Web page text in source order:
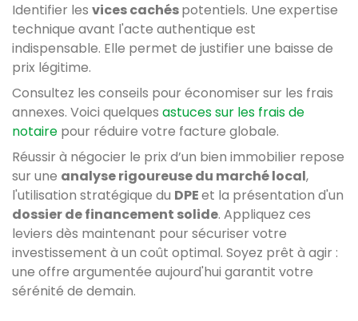
Identifier les vices cachéspotentiels. Une expertise
technique avant l'acte authentique est
indispensable. Elle permet de justifier une baisse de
prix légitime.
Consultez les conseils pour économiser sur les frais
annexes. Voici quelques astuces sur les frais de
notaire pour réduire votre facture globale.
Réussir à négocier le prix d’un bien immobilier repose
sur une analyse rigoureuse du marché local,
l'utilisation stratégique du DPEet la présentation d'un
dossier de financement solide. Appliquez ces
leviers dès maintenant pour sécuriser votre
investissement à un coût optimal. Soyez prêt à agir :
une offre argumentée aujourd'hui garantit votre
sérénité de demain.